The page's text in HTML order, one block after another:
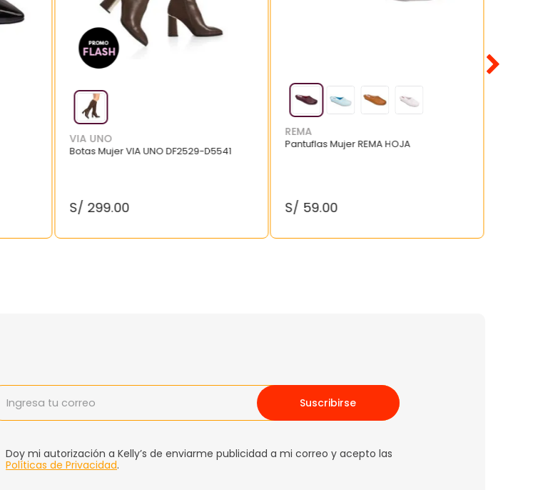
VIA UNO
Botas Mujer VIA UNO DF2529-D5541
S/ 299.00
REMA
Pantuflas Mujer REMA HOJA
S/ 59.00
Suscribirse
Doy mi autorización a Kelly’s de enviarme publicidad a mi correo y acepto las
Políticas de Privacidad.